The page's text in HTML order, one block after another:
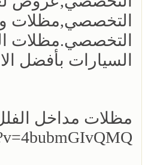
التخصصي.مظلات
السيارات بأفضل
مظلات مداخل